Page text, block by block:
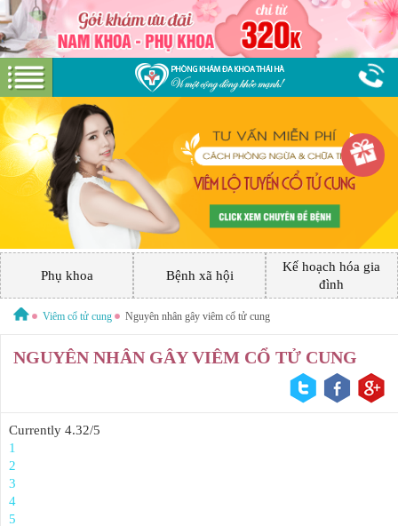
Hotline:0379 544 317 Miễn phí tư vấn
GIỚI THIỆU
GIỚI THIỆU VỀ PHÒNG KHÁM
CƠ SỞ VẬT CHẤT
GÓI DỊCH VỤ
PHỤ KHOA
KẾ HOẠCH HÓA
Phụ khoa Bệnh xã hội
Kế hoạch hóa gia
đình
Viêm cổ tử cung Nguyên nhân gây viêm cổ tử cung
NGUYÊN NHÂN GÂY VIÊM CỔ TỬ CUNG
Currently 4.32/5
1
2
3
4
5